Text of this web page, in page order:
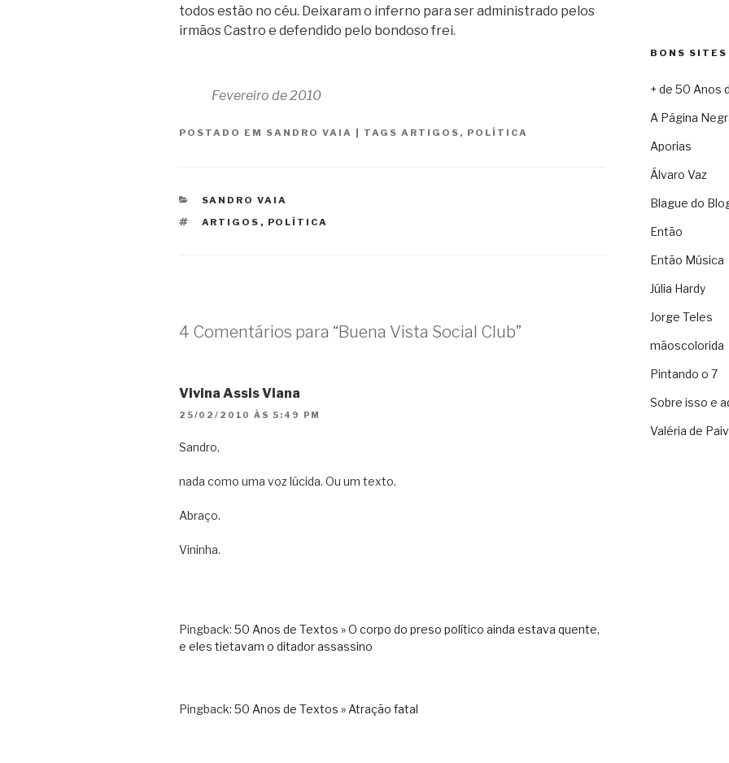
todos estão no céu. Deixaram o inferno para ser administrado pelos
irmãos Castro e defendido pelo bondoso frei.
Fevereiro de 2010
POSTADO EM SANDRO VAIA | TAGS ARTIGOS , POLÍTICA
CATEGORIAS
SANDRO VAIA
TAGS
ARTIGOS , POLÍTICA
4 Comentários para “Buena Vista Social Club”
Vivina Assis Viana
25/02/2010 ÀS 5:49 PM
Sandro,
nada como uma voz lúcida. Ou um texto.
Abraço.
Vininha.
Pingback: 50 Anos de Textos » O corpo do preso político ainda estava quente,
e eles tietavam o ditador assassino
Pingback: 50 Anos de Textos » Atração fatal
BONS SITES
+ de 50 Anos
A Página
Aporias
Álvaro Vaz
Blague do
Então
Então Música
Júlia Hardy
Jorge Teles
mãoscolorida
Pintando o 7
Sobre isso e
Valéria de